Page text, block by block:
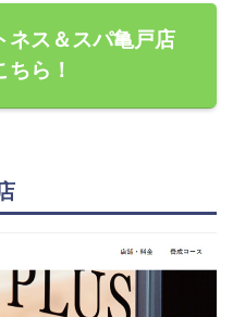
ネス＆スパ亀戸店
ちら！